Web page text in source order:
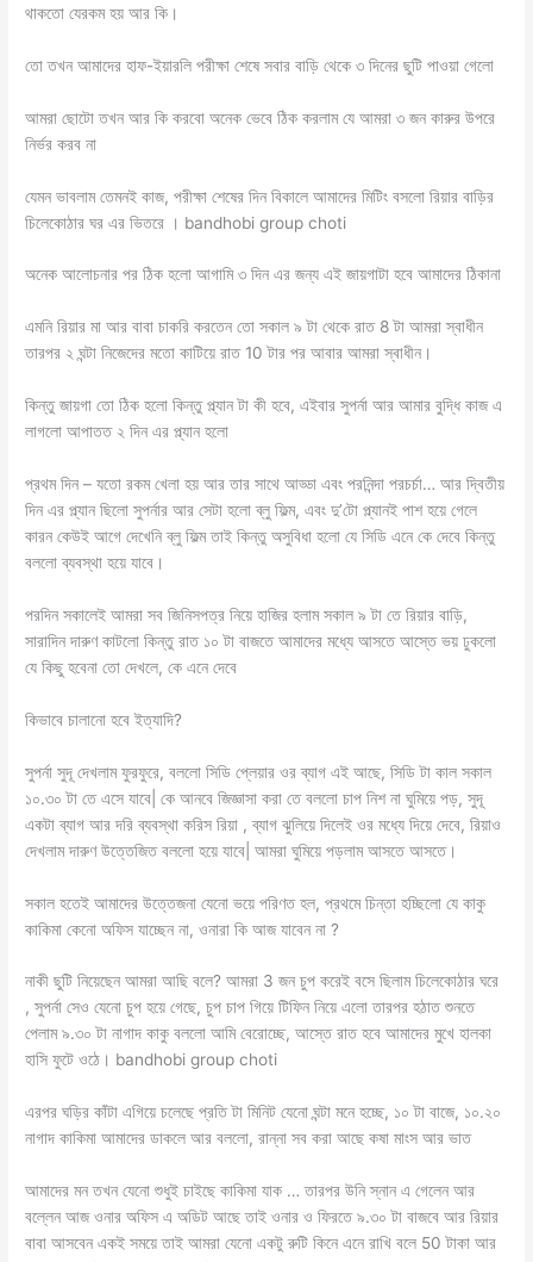
থাকতো যেরকম হয় আর কি।
তো তখন আমাদের হাফ-ইয়ারলি পরীক্ষা শেষে সবার বাড়ি থেকে ৩ দিনের ছুটি পাওয়া গেলো
আমরা ছোটো তখন আর কি করবো অনেক ভেবে ঠিক করলাম যে আমরা ৩ জন কারুর উপরে
নির্ভর করব না
যেমন ভাবলাম তেমনই কাজ, পরীক্ষা শেষের দিন বিকালে আমাদের মিটিং বসলো রিয়ার বাড়ির
চিলেকোঠার ঘর এর ভিতরে । bandhobi group choti
অনেক আলোচনার পর ঠিক হলো আগামি ৩ দিন এর জন্য এই জায়গাটা হবে আমাদের ঠিকানা
এমনি রিয়ার মা আর বাবা চাকরি করতেন তো সকাল ৯ টা থেকে রাত 8 টা আমরা স্বাধীন
তারপর ২ ঘন্টা নিজেদের মতো কাটিয়ে রাত 10 টার পর আবার আমরা স্বাধীন।
কিন্তু জায়গা তো ঠিক হলো কিন্তু প্ল্যান টা কী হবে, এইবার সুপর্না আর আমার বুদ্ধি কাজ এ
লাগলো আপাতত ২ দিন এর প্ল্যান হলো
প্রথম দিন – যতো রকম খেলা হয় আর তার সাথে আড্ডা এবং পরনিন্দা পরচর্চা… আর দ্বিতীয়
দিন এর প্ল্যান ছিলো সুপর্নার আর সেটা হলো ব্লু ফিল্ম, এবং দু’টো প্ল্যানই পাশ হয়ে গেলে
কারন কেউই আগে দেখেনি ব্লু ফিল্ম তাই কিন্তু অসুবিধা হলো যে সিডি এনে কে দেবে কিন্তু
বললো ব্যবস্থা হয়ে যাবে।
পরদিন সকালেই আমরা সব জিনিসপত্র নিয়ে হাজির হলাম সকাল ৯ টা তে রিয়ার বাড়ি,
সারাদিন দারুণ কাটলো কিন্তু রাত ১০ টা বাজতে আমাদের মধ্যে আসতে আস্তে ভয় ঢুকলো
যে কিছু হবেনা তো দেখলে, কে এনে দেবে
কিভাবে চালানো হবে ইত্যাদি?
সুপর্না সুদূ দেখলাম ফুরফুরে, বললো সিডি প্লেয়ার ওর ব্যাগ এই আছে, সিডি টা কাল সকাল
১০.৩০ টা তে এসে যাবে| কে আনবে জিজ্ঞাসা করা তে বললো চাপ নিশ না ঘুমিয়ে পড়, সুদূ
একটা ব্যাগ আর দরি ব্যবস্থা করিস রিয়া , ব্যাগ ঝুলিয়ে দিলেই ওর মধ্যে দিয়ে দেবে, রিয়াও
দেখলাম দারুণ উত্তেজিত বললো হয়ে যাবে| আমরা ঘুমিয়ে পড়লাম আসতে আসতে।
সকাল হতেই আমাদের উত্তেজনা যেনো ভয়ে পরিণত হল, প্রথমে চিন্তা হচ্ছিলো যে কাকু
কাকিমা কেনো অফিস যাচ্ছেন না, ওনারা কি আজ যাবেন না ?
নাকী ছুটি নিয়েছেন আমরা আছি বলে? আমরা 3 জন চুপ করেই বসে ছিলাম চিলেকোঠার ঘরে
, সুপর্না সেও যেনো চুপ হয়ে গেছে, চুপ চাপ গিয়ে টিফিন নিয়ে এলো তারপর হঠাত শুনতে
পেলাম ৯.৩০ টা নাগাদ কাকু বললো আমি বেরোচ্ছে, আস্তে রাত হবে আমাদের মুখে হালকা
হাসি ফুটে ওঠে। bandhobi group choti
এরপর ঘড়ির কাঁটা এগিয়ে চলেছে প্রতি টা মিনিট যেনো ঘন্টা মনে হচ্ছে, ১০ টা বাজে, ১০.২০
নাগাদ কাকিমা আমাদের ডাকলে আর বললো, রান্না সব করা আছে কষা মাংস আর ভাত
আমাদের মন তখন যেনো শুধুই চাইছে কাকিমা যাক … তারপর উনি স্নান এ গেলেন আর
বল্লেন আজ ওনার অফিস এ অডিট আছে তাই ওনার ও ফিরতে ৯.৩০ টা বাজবে আর রিয়ার
বাবা আসবেন একই সময়ে তাই আমরা যেনো একটু রুটি কিনে এনে রাখি বলে 50 টাকা আর